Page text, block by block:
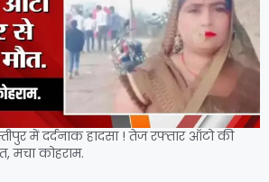
में दर्दनाक हादसा ! तेज रफ्तार ऑटो की
मचा कोहराम.